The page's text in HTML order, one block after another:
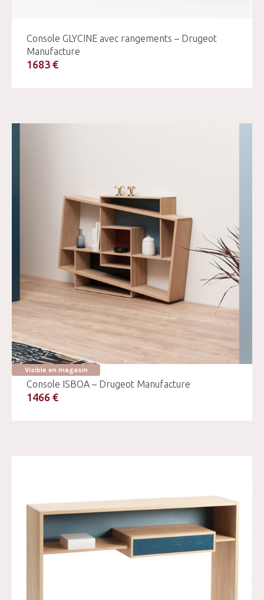
Console GLYCINE avec rangements – Drugeot
Manufacture
1683 €
Visible en magasin
Console ISBOA – Drugeot Manufacture
1466 €